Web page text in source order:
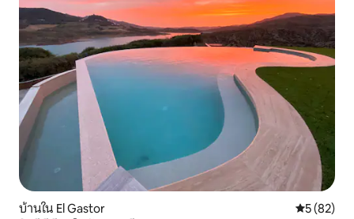
บ้านใน El Gastor คะแนนเฉลี่
5 (82)